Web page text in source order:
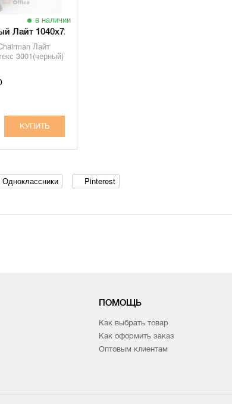
в наличии
Лайт 1040х720х430
Лайт
3001(черный)
Одноклассники Pinterest
ПОМОЩЬ
Как выбрать товар
Как оформить заказ
Оптовым клиентам